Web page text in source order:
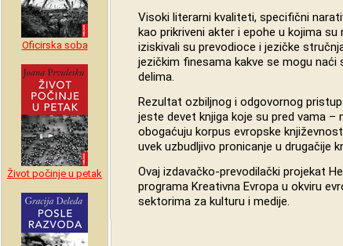
Oficirska soba
Život počinje u petak
Visoki literarni kvaliteti, specifični
kao prikriveni akter i epohe u kojima su
iziskivali su prevodioce i jezičke
jezičkim finesama kakve se mogu naći
delima.
Rezultat ozbiljnog i odgovornog
jeste devet knjiga koje su pred vama –
obogaćuju korpus evropske
uvek uzbudljivo pronicanje u drugačije
Ovaj izdavačko-prevodilački projekat
programa Kreativna Evropa u okviru
sektorima za kulturu i medije.